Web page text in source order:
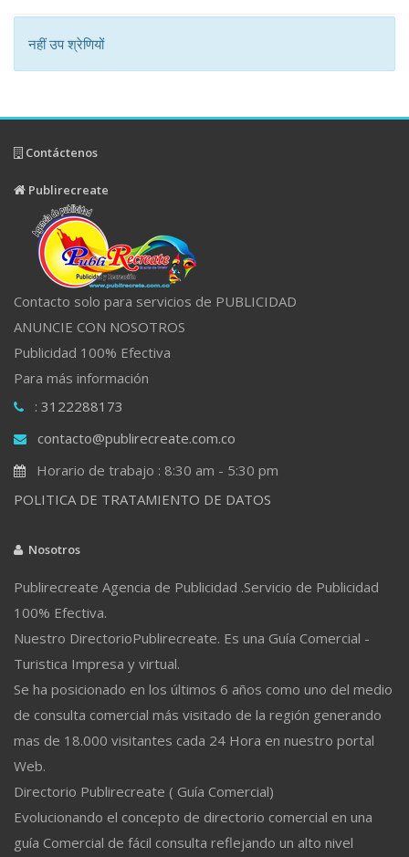
नहीं उप श्रेणियों
Contáctenos
Publirecreate
Contacto solo para servicios de PUBLICIDAD
ANUNCIE CON NOSOTROS
Publicidad 100% Efectiva
Para más información
: 3122288173
contacto@publirecreate.com.co
Horario de trabajo : 8:30 am - 5:30 pm
POLITICA DE TRATAMIENTO DE DATOS
Nosotros
Publirecreate Agencia de Publicidad .Servicio de Publicidad
100% Efectiva.
Nuestro DirectorioPublirecreate. Es una Guía Comercial -
Turistica Impresa y virtual.
Se ha posicionado en los últimos 6 años como uno del medio
de consulta comercial más visitado de la región generando
mas de 18.000 visitantes cada 24 Hora en nuestro portal
Web.
Directorio Publirecreate ( Guía Comercial)
Evolucionando el concepto de directorio comercial en una
guía Comercial de fácil consulta reflejando un alto nivel